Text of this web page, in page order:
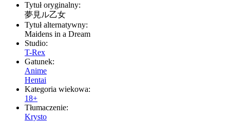
Tytuł oryginalny:
夢見ル乙女
Tytuł alternatywny:
Maidens in a Dream
Studio:
T-Rex
Gatunek:
Anime
Hentai
Kategoria wiekowa:
18+
Tłumaczenie:
Krysto